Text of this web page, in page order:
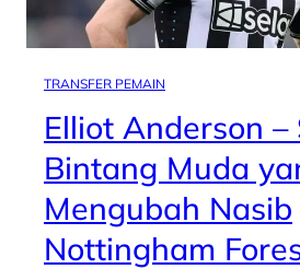
TRANSFER PEMAIN
Elliot Anderson –
Bintang Muda
Mengubah Nasib
Nottingham